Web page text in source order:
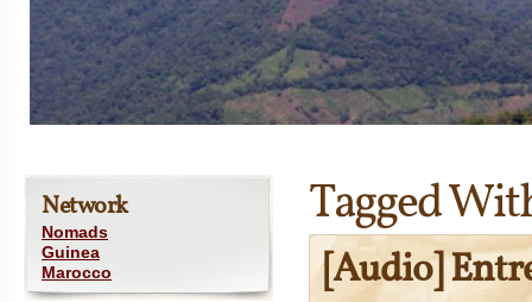
Tagged
[Audio]
Network
Nomads
Guinea
Marocco